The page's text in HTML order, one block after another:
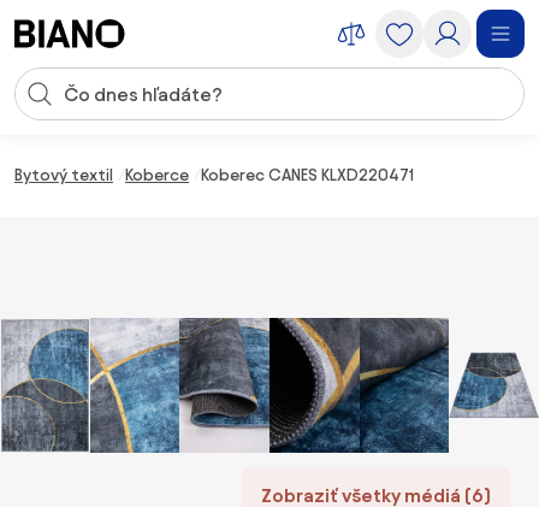
Vstup pre vyhľadávanie
Bytový textil Koberce Koberec CANES KLXD220471
Zobraziť všetky médiá (6)